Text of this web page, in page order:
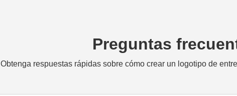
Preguntas
Obtenga respuestas rápidas sobre cómo crear un logotipo de